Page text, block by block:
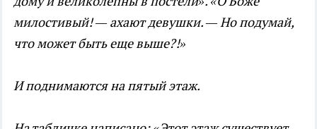
милостивый! — ахают девушки. — Но подумай,
что может быть еще выше?!»
И поднимаются на пятый этаж.